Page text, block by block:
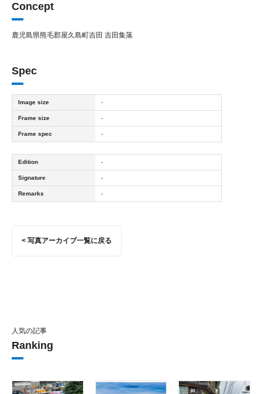
Concept
鹿児島県熊毛郡屋久島町吉田 吉田集落
Spec
Image size -
Frame size -
Frame spec -
Edition -
Signature -
Remarks -
< 写真アーカイブ一覧に戻る
人気の記事
Ranking